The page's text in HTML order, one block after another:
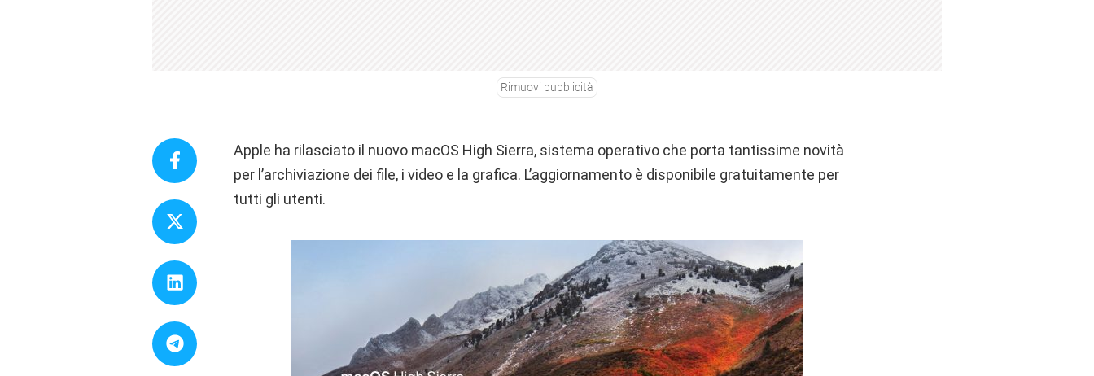
Rimuovi pubblicità
Apple ha rilasciato il nuovo macOS High Sierra, sistema operativo che porta tantissime novità
per l’archiviazione dei file, i video e la grafica. L’aggiornamento è disponibile gratuitamente per
tutti gli utenti.